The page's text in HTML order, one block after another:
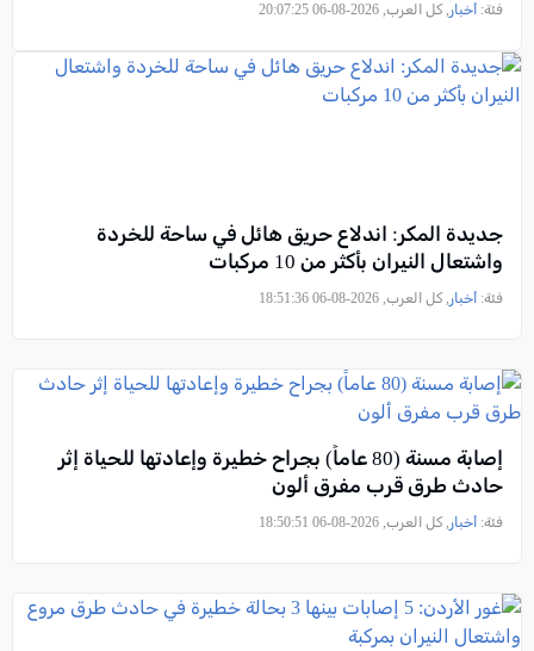
فئة: أخبار , كل العرب, 2026-08-06 20:07:25
جديدة المكر: اندلاع حريق هائل في ساحة للخردة
واشتعال النيران بأكثر من 10 مركبات
فئة: أخبار , كل العرب, 2026-08-06 18:51:36
إصابة مسنة (80 عاماً) بجراح خطيرة وإعادتها للحياة إثر
حادث طرق قرب مفرق ألون
فئة: أخبار , كل العرب, 2026-08-06 18:50:51